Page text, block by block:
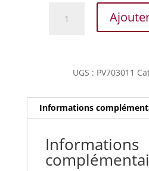
&
cordes
UGS : PV703011
Informations
Informations